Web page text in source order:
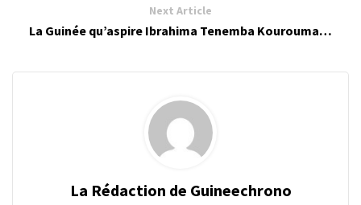
Next Article
La Guinée qu’aspire Ibrahima Tenemba Kourouma…
La Rédaction de Guineechrono